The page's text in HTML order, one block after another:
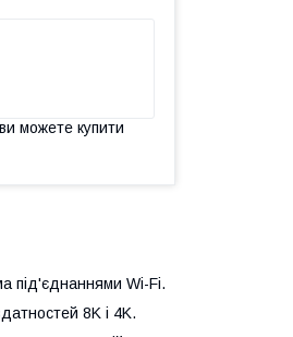
можете купити
під'єднаннями Wi-Fi.
8K і 4K.